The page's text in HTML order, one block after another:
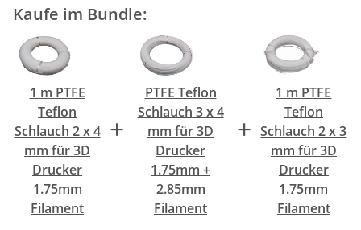
Kaufe im Bundle:
1 m PTFE
Teflon
Schlauch 2 x 4
mm für 3D
Drucker
1.75mm
Filament
+
PTFE Teflon
Schlauch 3 x 4
mm für 3D
Drucker
1.75mm +
2.85mm
Filament
+
1 m PTFE
Teflon
Schlauch 2 x 3
mm für 3D
Drucker
1.75mm
Filament